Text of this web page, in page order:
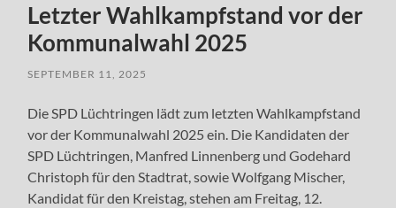
Letzter Wahlkampfstand vor der
Kommunalwahl 2025
SEPTEMBER 11, 2025
Die SPD Lüchtringen lädt zum letzten Wahlkampfstand
vor der Kommunalwahl 2025 ein. Die Kandidaten der
SPD Lüchtringen, Manfred Linnenberg und Godehard
Christoph für den Stadtrat, sowie Wolfgang Mischer,
Kandidat für den Kreistag, stehen am Freitag, 12.